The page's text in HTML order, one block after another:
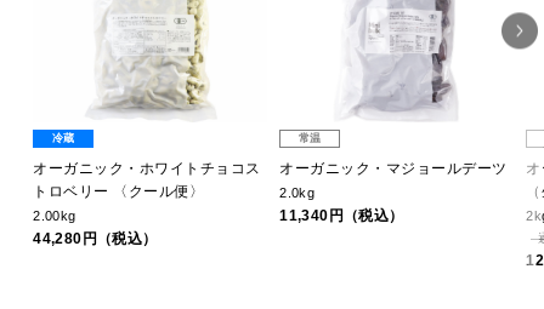
冷蔵
オーガニック・ホワイトチョコス
トロベリー 〈クール便〉
2.00kg
44,280円（税込）
常温
オーガニック・マジョールデーツ
2.0kg
11,340円（税込）